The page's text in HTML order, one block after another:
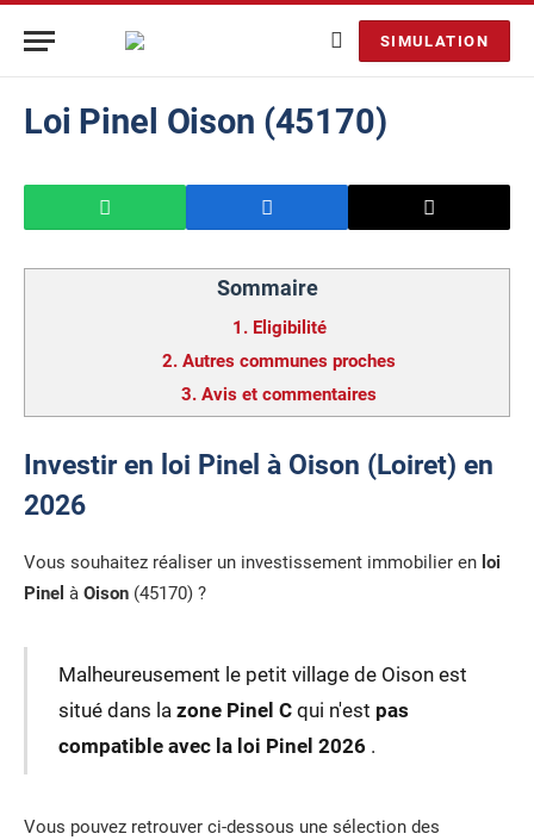
SIMULATION
Loi Pinel Oison (45170)
Sommaire
1. Eligibilité
2. Autres communes proches
3. Avis et commentaires
Investir en loi Pinel à Oison (Loiret) en
2026
Vous souhaitez réaliser un investissement immobilier en loi
Pinel à Oison (45170) ?
Malheureusement le petit village de Oison est
situé dans la zone Pinel Cqui n'est pas
compatible avec la loi Pinel 2026 .
Vous pouvez retrouver ci-dessous une sélection des